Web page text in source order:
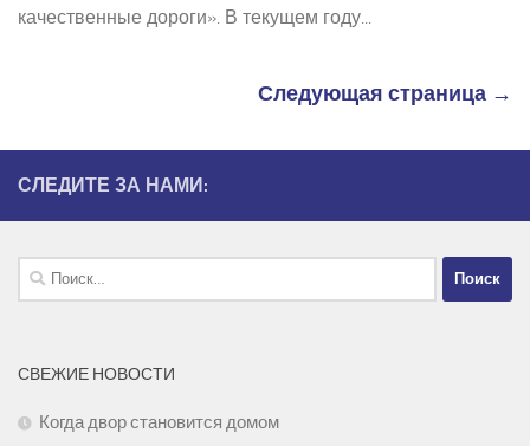
качественные дороги». В текущем году...
Следующая страница →
СЛЕДИТЕ ЗА НАМИ:
Найти:
СВЕЖИЕ НОВОСТИ
Когда двор становится домом